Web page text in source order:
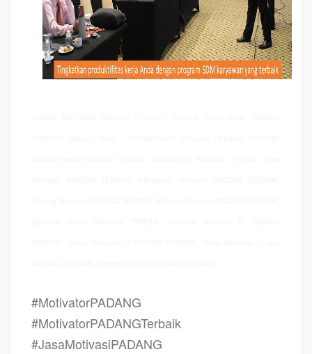
#MotivatorPADANG
#MotivatorPADANGTerbaik
#JasaMotivasiPADANG